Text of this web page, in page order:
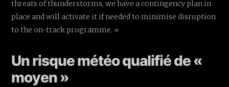
threats of thunderstorms, we have a contingency plan in
place and will activate it if needed to minimise disruption
to the on-track programme. »
Un risque météo qualifié de «
moyen »